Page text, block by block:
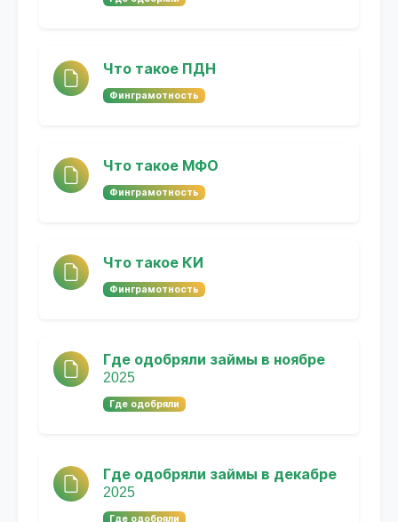
Что такое ПДН
Финграмотность
Что такое МФО
Финграмотность
Что такое КИ
Финграмотность
Где одобряли займы в ноябре
2025
Где одобряли
Где одобряли займы в декабре
2025
Где одобряли